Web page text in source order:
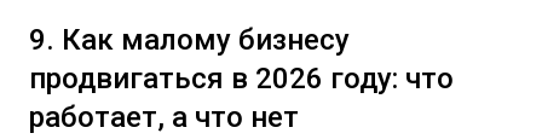
9. Как малому бизнесу
продвигаться в 2026 году: что
работает, а что нет